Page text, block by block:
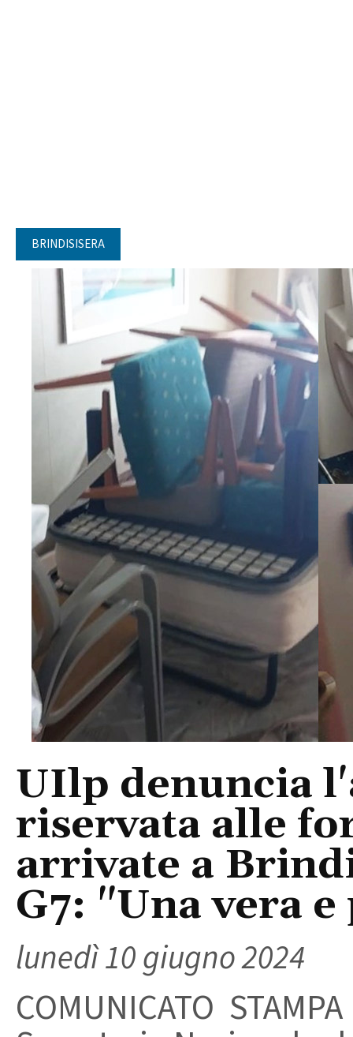
BRINDISISERA
UIlp denuncia
riservata alle
arrivate a
G7: "Una vera
lunedì 10 giugno 2024
COMUNICATO